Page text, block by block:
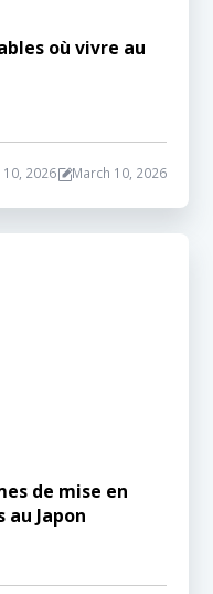
où vivre au
10, 2026 March 10, 2026
de mise en
Japon